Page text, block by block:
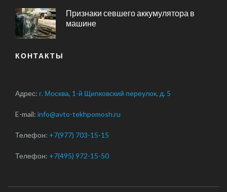
Признаки севшего аккумулятора в
машине
КОНТАКТЫ
Адрес: г. Москва, 1-й Щипковский переулок, д. 5
E-mail: info@avto-tekhpomosh.ru
Телефон: +7(977) 703-15-15
Телефон: +7(495) 972-15-50